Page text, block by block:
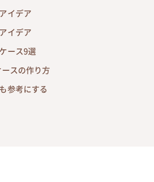
イデア
イデア
ース9選
スの作り方
参考にする